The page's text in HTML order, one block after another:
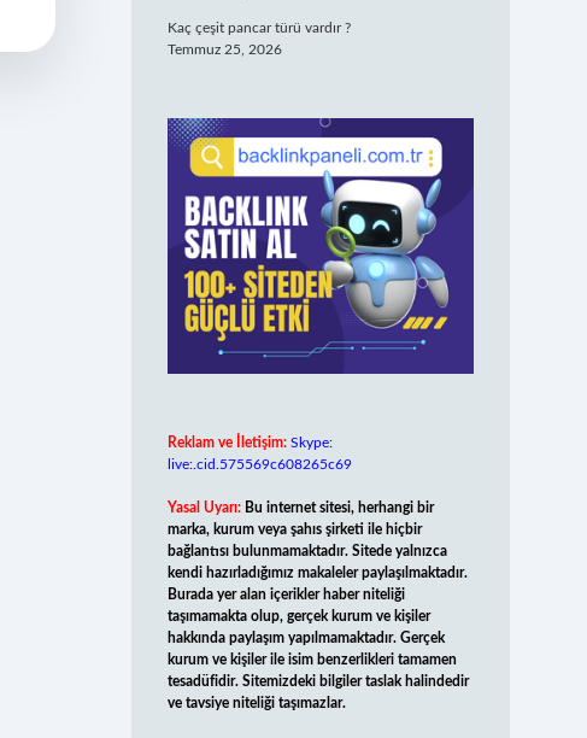
Kaç çeşit pancar türü vardır ?
Temmuz 25, 2026
Reklam ve İletişim: Skype:
live:.cid.575569c608265c69
Yasal Uyarı: Bu internet sitesi, herhangi bir
marka, kurum veya şahıs şirketi ile hiçbir
bağlantısı bulunmamaktadır. Sitede yalnızca
kendi hazırladığımız makaleler paylaşılmaktadır.
Burada yer alan içerikler haber niteliği
taşımamakta olup, gerçek kurum ve kişiler
hakkında paylaşım yapılmamaktadır. Gerçek
kurum ve kişiler ile isim benzerlikleri tamamen
tesadüfidir. Sitemizdeki bilgiler taslak halindedir
ve tavsiye niteliği taşımazlar.